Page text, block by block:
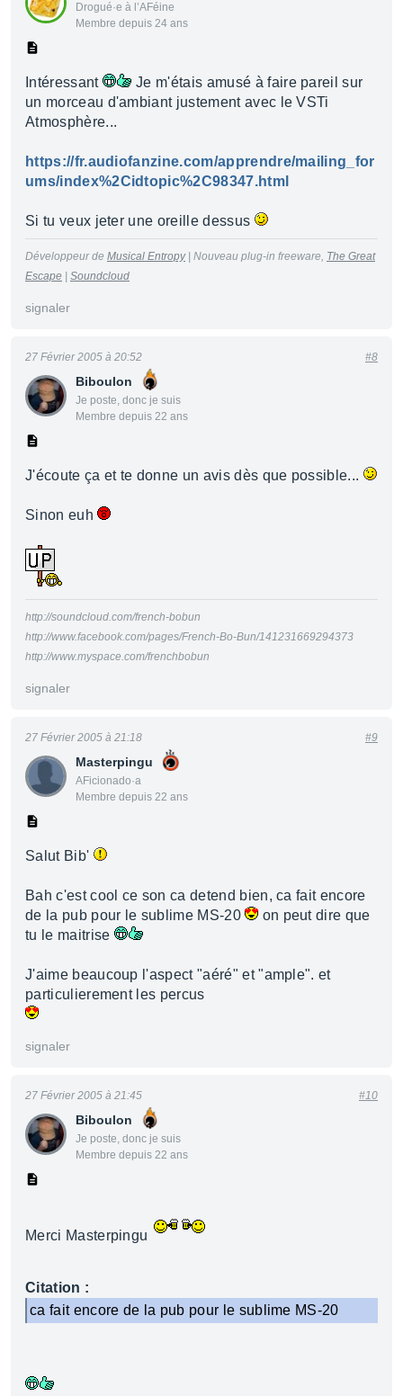
Drogué·e à l’AFéine
Membre depuis 24 ans
Intéressant
Je m'étais amusé à faire pareil sur
un morceau d'ambiant justement avec le VSTi
Atmosphère...
https://fr.audiofanzine.com/apprendre/mailing_for
ums/index%2Cidtopic%2C98347.html
Si tu veux jeter une oreille dessus
Développeur de Musical Entropy| Nouveau plug-in freeware, The Great
Escape
Soundcloud
signaler
Biboulon
Je poste, donc je suis
Membre depuis 22 ans
27 Février 2005 à 20:52 #8
J'écoute ça et te donne un avis dès que possible...
Sinon euh
http://soundcloud.com/french-bobun
http://www.facebook.com/pages/French-Bo-Bun/141231669294373
http://www.myspace.com/frenchbobun
signaler
Masterpingu
AFicionado·a
Membre depuis 22 ans
27 Février 2005 à 21:18 #9
Salut Bib'
Bah c'est cool ce son ca detend bien, ca fait encore
de la pub pour le sublime MS-20
on peut dire que
tu le maitrise
J'aime beaucoup l'aspect "aéré" et "ample". et
particulierement les percus
signaler
Biboulon
Je poste, donc je suis
Membre depuis 22 ans
27 Février 2005 à 21:45 #10
Merci Masterpingu
Citation :
ca fait encore de la pub pour le sublime MS-20